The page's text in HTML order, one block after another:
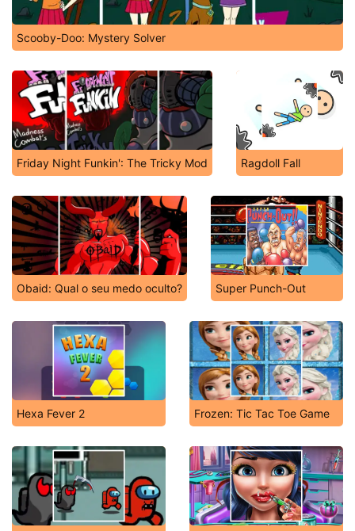
Scooby-Doo: Mystery Solver
Friday Night Funkin': The Tricky Mod Ragdoll Fall
Obaid: Qual o seu medo oculto? Super Punch-Out
Hexa Fever 2 Frozen: Tic Tac Toe Game